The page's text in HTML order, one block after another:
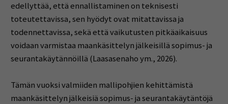
edellyttää, että ennallistaminen on teknisesti
toteutettavissa, sen hyödyt ovat mitattavissa ja
todennettavissa, sekä että vaikutusten pitkäaikaisuus
voidaan varmistaa maankäsittelyn jälkeisillä sopimus- ja
seurantakäytännöillä (Laasasenaho ym., 2026).
Tämän vuoksi valmiiden mallipohjien kehittämistä
maankäsittelyn jälkeisiä sopimus- ja seurantakäytäntöjä